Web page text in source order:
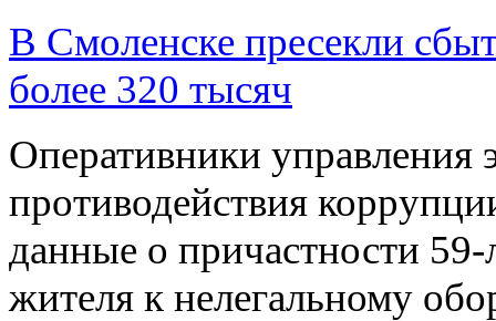
В Смоленске пресекли
более 320 тысяч
Оперативники управления
противодействия
данные о причастности 59-
жителя к нелегальному